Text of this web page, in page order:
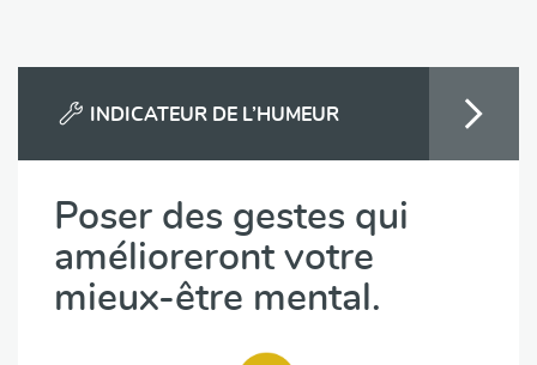
INDICATEUR DE L’HUMEUR
Poser des gestes qui
amélioreront votre
mieux-être mental.